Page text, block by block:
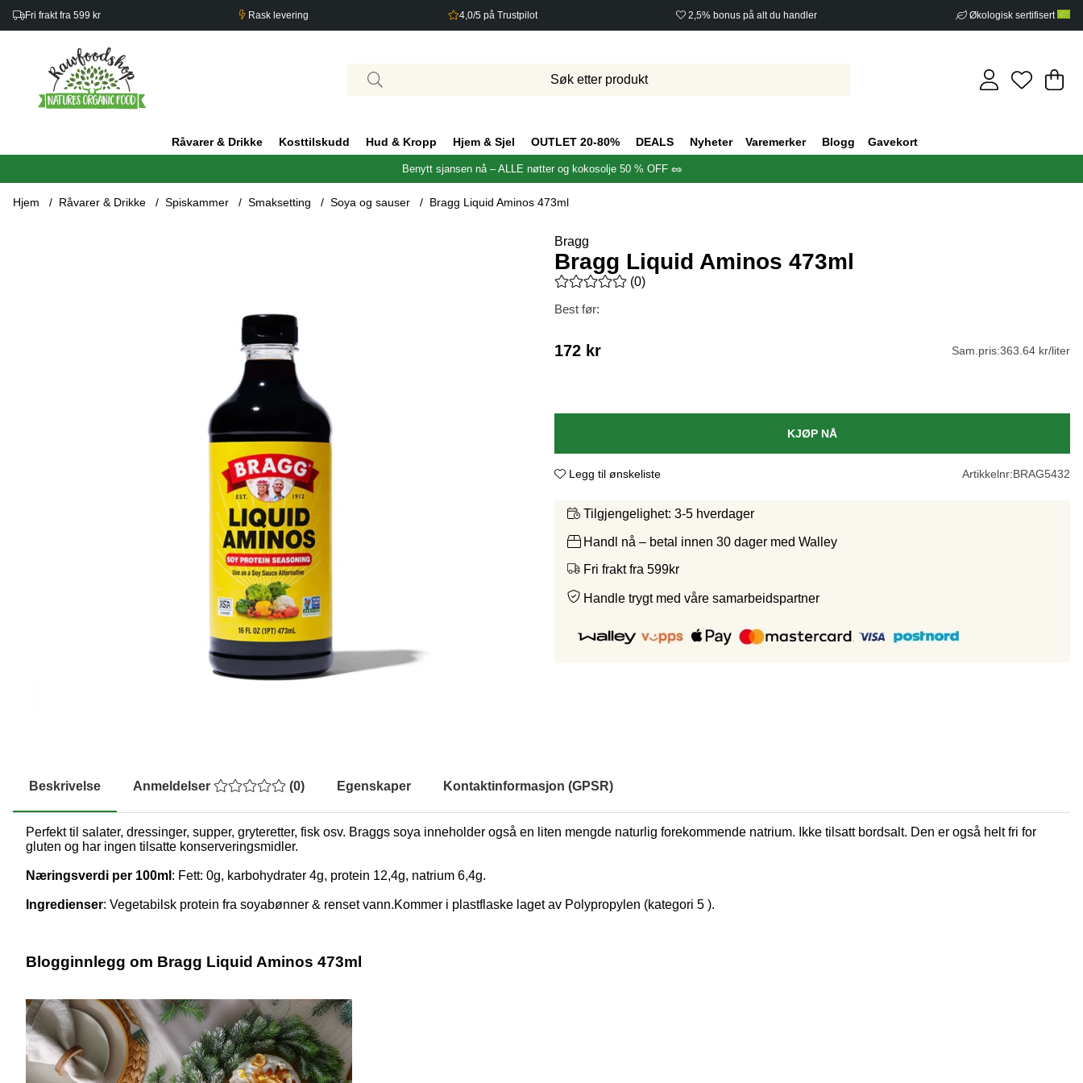
Fri frakt fra 599 kr Rask levering 4,0/5 på Trustpilot 2,5% bonus på alt du handler Økologisk sertifisert
.
Råvarer & Drikke Kosttilskudd Hud & Kropp Hjem & Sjel OUTLET 20-80% DEALS Nyheter Varemerker Blogg Gavekort
Benytt sjansen nå – ALLE nøtter og kokosolje 50 % OFF 🥜
Hjem Råvarer & Drikke Spiskammer Smaksetting Soya og sauser Bragg Liquid Aminos 473ml
Bragg
Bragg Liquid Aminos 473ml
Gjennomsnittlig rangering 0 av 5 Antall vurderinger 0
(0)
Best før:
172 kr Sam.pris:363.64 kr/liter
KJØP NÅ
Legg til ønskeliste Artikkelnr:BRAG5432
Tilgjengelighet: 3-5 hverdager
Handl nå – betal innen 30 dager med Walley
Fri frakt fra 599kr
Handle trygt med våre samarbeidspartner
Beskrivelse Anmeldelser (0) Egenskaper Kontaktinformasjon (GPSR)
Perfekt til salater, dressinger, supper, gryteretter, fisk osv. Braggs soya inneholder også en liten mengde naturlig forekommende natrium. Ikke tilsatt bordsalt. Den er også helt fri for
gluten og har ingen tilsatte konserveringsmidler.
Næringsverdi per 100ml : Fett: 0g, karbohydrater 4g, protein 12,4g, natrium 6,4g.
Ingredienser: Vegetabilsk protein fra soyabønner & renset vann.Kommer i plastflaske laget av Polypropylen (kategori 5 ).
Blogginnlegg om Bragg Liquid Aminos 473ml